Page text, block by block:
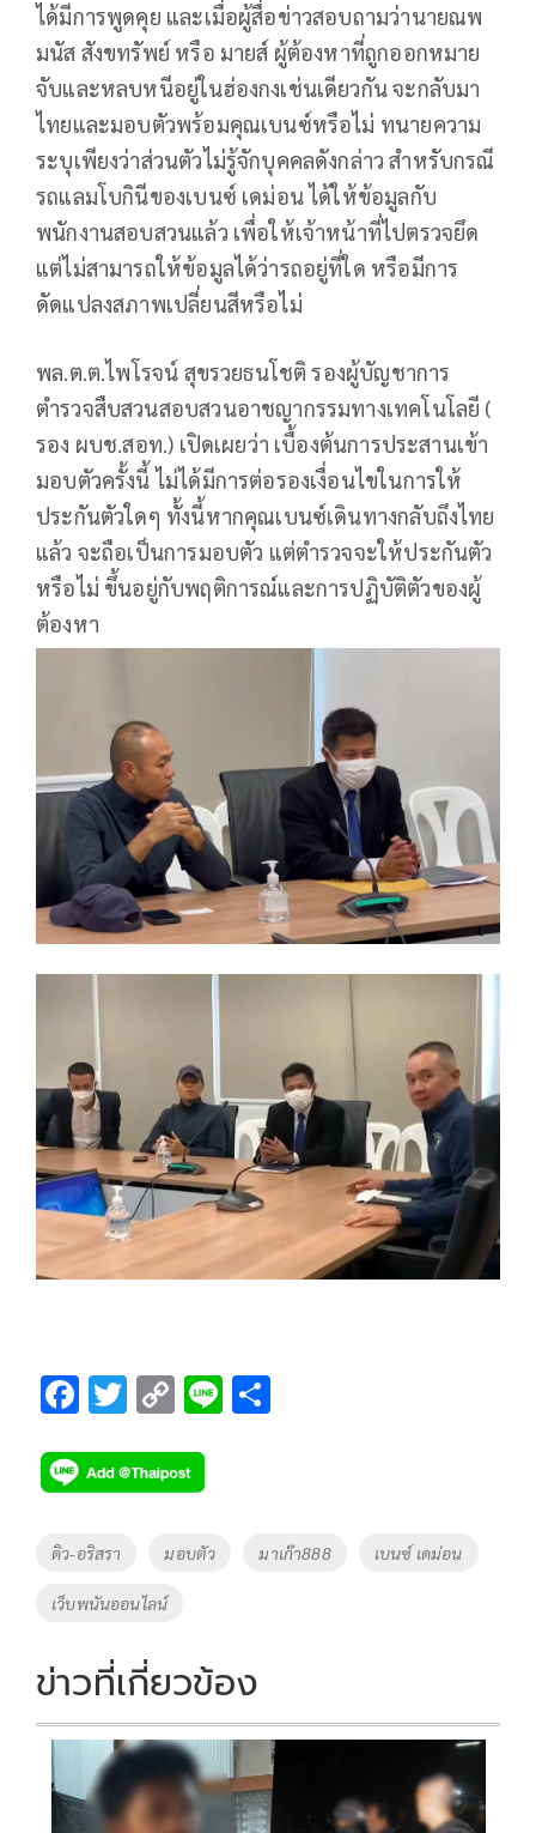
ได้มีการพูดคุย และเมื่อผู้สื่อข่าวสอบถามว่านายณพ
มนัส สังขทรัพย์ หรือ มายส์ ผู้ต้องหาที่ถูกออกหมาย
จับและหลบหนีอยู่ในฮ่องกงเช่นเดียวกัน จะกลับมา
ไทยและมอบตัวพร้อมคุณเบนซ์หรือไม่ ทนายความ
ระบุเพียงว่าส่วนตัวไม่รู้จักบุคคลดังกล่าว สำหรับกรณี
รถแลมโบกินีของเบนซ์ เดม่อน ได้ให้ข้อมูลกับ
พนักงานสอบสวนแล้ว เพื่อให้เจ้าหน้าที่ไปตรวจยึด
แต่ไม่สามารถให้ข้อมูลได้ว่ารถอยู่ที่ใด หรือมีการ
ดัดแปลงสภาพเปลี่ยนสีหรือไม่
พล.ต.ต.ไพโรจน์ สุขรวยธนโชติ รองผู้บัญชาการ
ตำรวจสืบสวนสอบสวนอาชญากรรมทางเทคโนโลยี (
รอง ผบช.สอท.) เปิดเผยว่า เบื้องต้นการประสานเข้า
มอบตัวครั้งนี้ ไม่ได้มีการต่อรองเงื่อนไขในการให้
ประกันตัวใดๆ ทั้งนี้หากคุณเบนซ์เดินทางกลับถึงไทย
แล้ว จะถือเป็นการมอบตัว แต่ตำรวจจะให้ประกันตัว
หรือไม่ ขึ้นอยู่กับพฤติการณ์และการปฏิบัติตัวของผู้
ต้องหา
F
e
b
o
o
k
T
tt
er
C
p
y
Li
Li
Tags
ดิว-อริสรา มอบตัว มาเก๊า888 เบนซ์ เดม่อน
เว็บพนันออนไลน์
ข่าวที่เกี่ยวข้อง